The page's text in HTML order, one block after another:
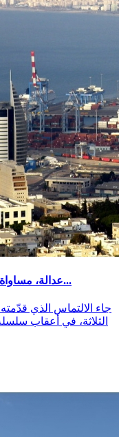
عدالة، مساواة وإعلام يلتمسون للمحكمة مطالبين بوقف...
جاء الالتماس الذي قدّمته
الثلاثة، في أعقاب